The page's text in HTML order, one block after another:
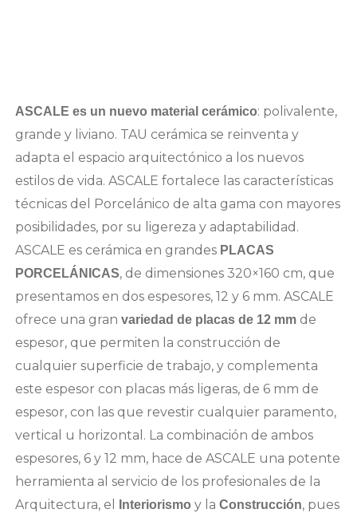
ASCALE es un nuevo material cerámico: polivalente,
grande y liviano. TAU cerámica se reinventa y
adapta el espacio arquitectónico a los nuevos
estilos de vida. ASCALE fortalece las características
técnicas del Porcelánico de alta gama con mayores
posibilidades, por su ligereza y adaptabilidad.
ASCALE es cerámica en grandes PLACAS
PORCELÁNICAS, de dimensiones 320×160 cm, que
presentamos en dos espesores, 12 y 6 mm. ASCALE
ofrece una gran variedad de placas de 12 mmde
espesor, que permiten la construcción de
cualquier superficie de trabajo, y complementa
este espesor con placas más ligeras, de 6 mm de
espesor, con las que revestir cualquier paramento,
vertical u horizontal. La combinación de ambos
espesores, 6 y 12 mm, hace de ASCALE una potente
herramienta al servicio de los profesionales de la
Arquitectura, el
Interiorismo y la Construcción, pues